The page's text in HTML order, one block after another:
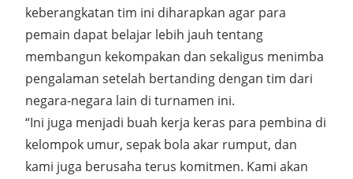
keberangkatan tim ini diharapkan agar para
pemain dapat belajar lebih jauh tentang
membangun kekompakan dan sekaligus menimba
pengalaman setelah bertanding dengan tim dari
negara-negara lain di turnamen ini.
“Ini juga menjadi buah kerja keras para pembina di
kelompok umur, sepak bola akar rumput, dan
kami juga berusaha terus komitmen. Kami akan